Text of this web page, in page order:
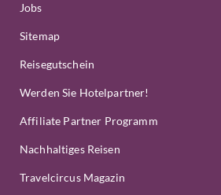
Jobs
Sitemap
Reisegutschein
Werden Sie Hotelpartner!
Affiliate Partner Programm
Nachhaltiges Reisen
Travelcircus Magazin